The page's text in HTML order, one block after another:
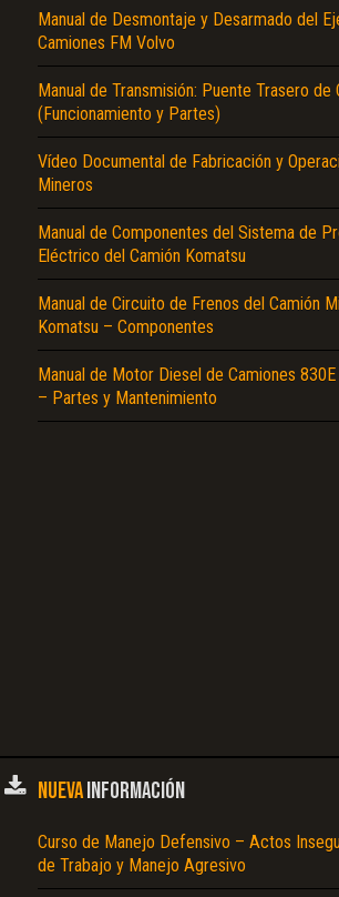
Manual de Desmontaje y Desarmado del
Camiones FM Volvo
Manual de Transmisión: Puente Trasero de
(Funcionamiento y Partes)
Vídeo Documental de Fabricación y
Mineros
Manual de Componentes del Sistema de
Eléctrico del Camión Komatsu
Manual de Circuito de Frenos del Camión
Komatsu – Componentes
Manual de Motor Diesel de Camiones
– Partes y Mantenimiento
NUEVAINFORMACIÓN
Curso de Manejo Defensivo – Actos
de Trabajo y Manejo Agresivo
Texto o Imagen de portada son
No carga o no se visualiza el
Reportar otro tipo de error...